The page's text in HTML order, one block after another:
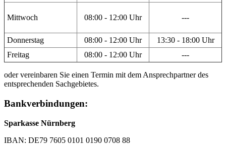
Mittwoch 08:00 - 12:00 Uhr ---
Donnerstag 08:00 - 12:00 Uhr
13:30 - 18:00 Uhr
Freitag
08:00 - 12:00 Uhr ---
oder vereinbaren Sie einen Termin mit dem Ansprechpartner des
entsprechenden Sachgebietes.
Bankverbindungen:
Sparkasse Nürnberg
IBAN: DE79 7605 0101 0190 0708 88